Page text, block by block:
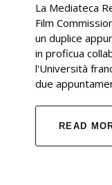
La Mediateca
Film
un duplice
in proficua
l'Università
due
READ